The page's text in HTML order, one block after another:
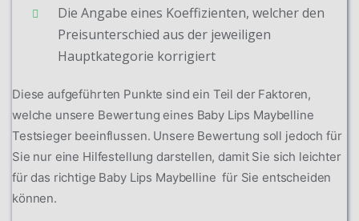
Die Angabe eines Koeffizienten, welcher den
Preisunterschied aus der jeweiligen
Hauptkategorie korrigiert
Diese aufgeführten Punkte sind ein Teil der Faktoren,
welche unsere Bewertung eines Baby Lips Maybelline
Testsieger beeinflussen. Unsere Bewertung soll jedoch für
Sie nur eine Hilfestellung darstellen, damit Sie sich leichter
für das richtige Baby Lips Maybelline für Sie entscheiden
können.